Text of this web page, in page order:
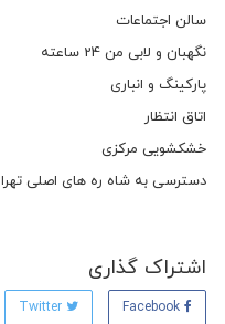
سالن اجتماعات
نگهبان و لابی من 24 ساعته
پارکینگ و انباری
اتاق انتظار
خشکشویی مرکزی
دسترسی به شاه ره های اصلی تهران
اشتراک گذاری
Twitter